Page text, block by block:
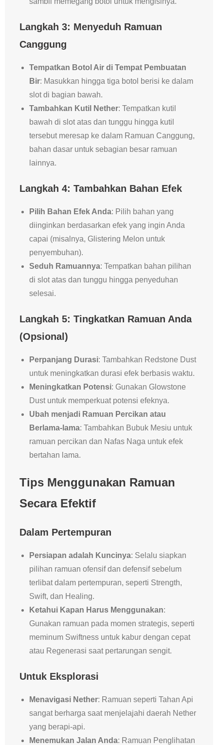
Langkah 3: Menyeduh Ramuan
Canggung
Tempatkan Botol Air di Tempat Pembuatan
Bir: Masukkan hingga tiga botol berisi ke dalam
slot di bagian bawah.
Tambahkan Kutil Nether: Tempatkan kutil
bawah di slot atas dan tunggu hingga kutil
tersebut meresap ke dalam Ramuan Canggung,
bahan dasar untuk sebagian besar ramuan
lainnya.
Langkah 4: Tambahkan Bahan Efek
Pilih Bahan Efek Anda: Pilih bahan yang
diinginkan berdasarkan efek yang ingin Anda
capai (misalnya, Glistering Melon untuk
penyembuhan).
Seduh Ramuannya: Tempatkan bahan pilihan
di slot atas dan tunggu hingga penyeduhan
selesai.
Langkah 5: Tingkatkan Ramuan Anda
(Opsional)
Perpanjang Durasi: Tambahkan Redstone Dust
untuk meningkatkan durasi efek berbasis waktu.
Meningkatkan Potensi: Gunakan Glowstone
Dust untuk memperkuat potensi efeknya.
Ubah menjadi Ramuan Percikan atau
Berlama-lama: Tambahkan Bubuk Mesiu untuk
ramuan percikan dan Nafas Naga untuk efek
bertahan lama.
Tips Menggunakan Ramuan
Secara Efektif
Dalam Pertempuran
Persiapan adalah Kuncinya: Selalu siapkan
pilihan ramuan ofensif dan defensif sebelum
terlibat dalam pertempuran, seperti Strength,
Swift, dan Healing.
Ketahui Kapan Harus Menggunakan:
Gunakan ramuan pada momen strategis, seperti
meminum Swiftness untuk kabur dengan cepat
atau Regenerasi saat pertarungan sengit.
Untuk Eksplorasi
Menavigasi Nether: Ramuan seperti Tahan Api
sangat berharga saat menjelajahi daerah Nether
yang berapi-api.
Menemukan Jalan Anda: Ramuan Penglihatan